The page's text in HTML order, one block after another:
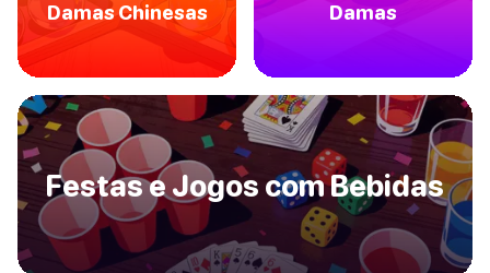
Damas Chinesas Damas
Festas e Jogos com Bebidas